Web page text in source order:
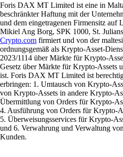
Foris DAX MT Limited ist eine in
beschränkter Haftung mit der
und dem eingetragenen Firmensitz auf
Mikiel Ang Borg, SPK 1000, St.
Crypto.com firmiert und von der
ordnungsgemäß als Krypto-Asset-
2023/1114 über Märkte für Krypto-
Gesetz über Märkte für Krypto-Assets
ist. Foris DAX MT Limited ist
erbringen: 1. Umtausch von Krypto-
von Krypto-Assets in andere Krypto-
Übermittlung von Orders für Krypto-
4. Ausführung von Orders für Krypto-
5. Überweisungsservices für Krypto-
und 6. Verwahrung und Verwaltung
Kunden.